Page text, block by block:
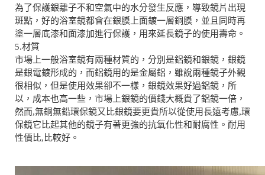
為了保護銀離子不和空氣中的水分發生反應，導致鏡片出現
斑點，好的浴室鏡都會在銀膜上面鍍一層銅膜，並且同時再
塗一層底漆和面漆加進行保護，用來延長鏡子的使用壽命。
5.材質
市場上一般浴室鏡有兩種材質的，分別是鋁鏡和銀鏡，銀鏡
是銀電鍍形成的，而鋁鏡用的是金屬鋁，雖說兩種鏡子外觀
很相似，但是使用效果卻不一樣，銀鏡效果好過鋁鏡，所
以，成本也高一些，市場上銀鏡的價錢大概貴了鋁鏡一倍，
然而,無銅無鉛環保鏡又比銀鏡要更貴所以從使用長遠考慮,環
保鏡它比起其他的鏡子有著更強的抗氧化性和耐腐性。耐用
性價比,比較好。